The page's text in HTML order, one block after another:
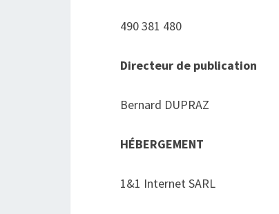
490 381 480
Directeur de publication
Bernard DUPRAZ
HÉBERGEMENT
1&1 Internet SARL